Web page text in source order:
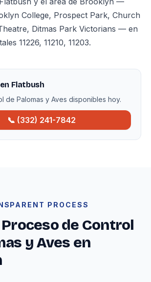
College, Prospect Park, Church
Ditmas Park Victorians — en
11226, 11210, 11203.
Flatbush
de Palomas y Aves disponibles hoy.
📞 (332) 241-7842
PROCESS
de Control
y Aves en